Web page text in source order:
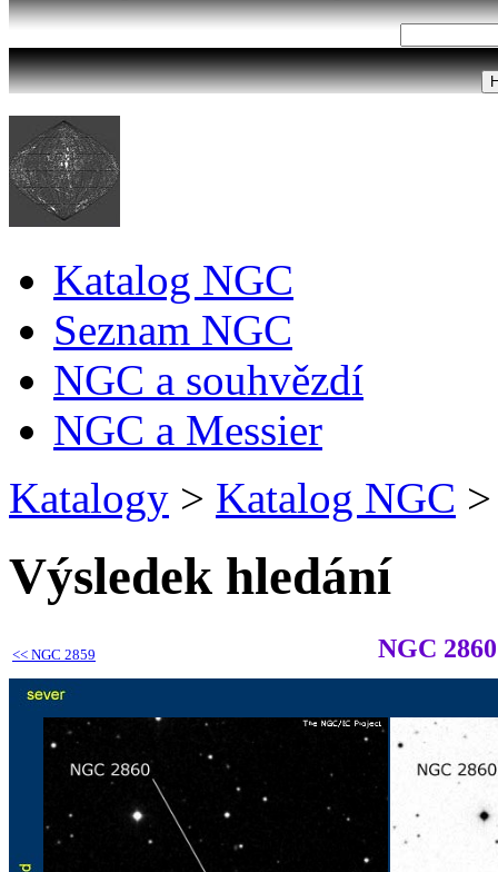
Katalog NGC
Seznam NGC
NGC a souhvězdí
NGC a Messier
Katalogy > Katalog NGC >
Výsledek hledání
<< NGC 2859 NGC 2860